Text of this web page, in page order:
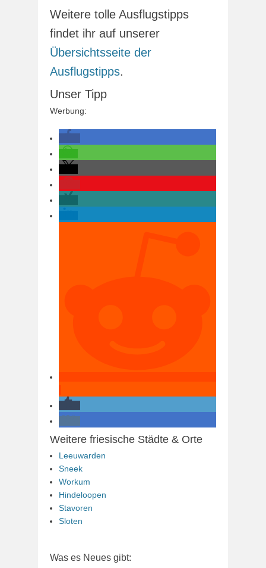
Weitere tolle Ausflugstipps
findet ihr auf unserer
Übersichtsseite der
Ausflugstipps.
Unser Tipp
Werbung:
Weitere friesische Städte & Orte
Leeuwarden
Sneek
Workum
Hindeloopen
Stavoren
Sloten
Was es Neues gibt: